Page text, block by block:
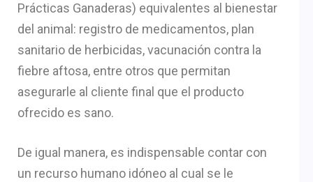
Prácticas Ganaderas) equivalentes al bienestar
del animal: registro de medicamentos, plan
sanitario de herbicidas, vacunación contra la
fiebre aftosa, entre otros que permitan
asegurarle al cliente final que el producto
ofrecido es sano.
De igual manera, es indispensable contar con
un recurso humano idóneo al cual se le